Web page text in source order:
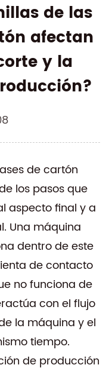
de las
afectan
y la
de cartón
los pasos que
aspecto final y a
Una máquina
dentro de este
de contacto
no funciona de
con el flujo
la máquina y el
tiempo.
de producción